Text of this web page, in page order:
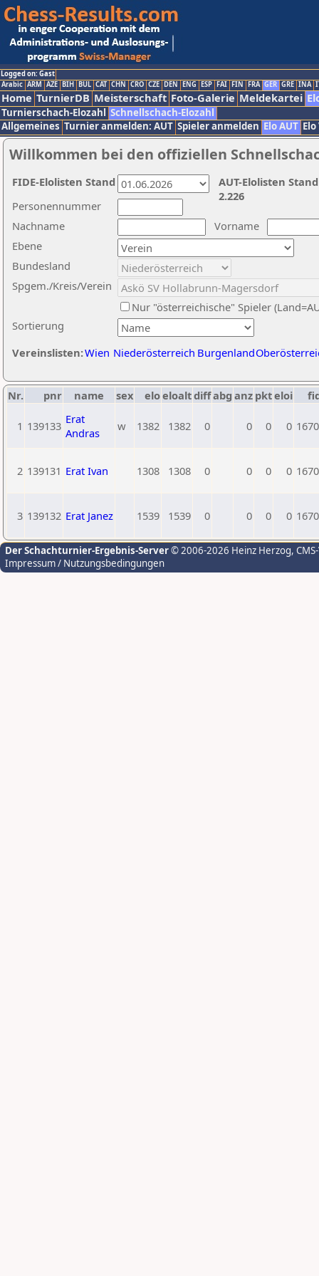
Logged on: Gast
Arabic ARM AZE BIH BUL CAT CHN CRO CZE DEN ENG ESP FAI FIN FRA GER GRE INA
Home TurnierDB Meisterschaft Foto-Galerie Meldekartei
Turnierschach-Elozahl Schnellschach-Elozahl
Allgemeines Turnier anmelden: AUT Spieler anmelden Elo AUT
Willkommen bei den offiziellen
Nachname
Vorname
Ebene
Sortierung
Personennummer
Bundesland
Spgem./Kreis/Verein
Nur "österreichische" Spieler
Vereinslisten:Wien Niederösterreich Burgenland
AUT-Elolisten
2.226
FIDE-Elolisten Stand
Nr. pnr name sex eloeloaltdiffabg anz pkteloi
1 139133 Erat
Andras
w 1382 1382 0 0 0 0
2 139131 Erat Ivan 1308 1308 0 0 0 0
3 139132 Erat Janez 1539 1539 0 0 0 0
Der Schachturnier-Ergebnis-Server© 2006-2026 Heinz Herzog,
Impressum / Nutzungsbedingungen